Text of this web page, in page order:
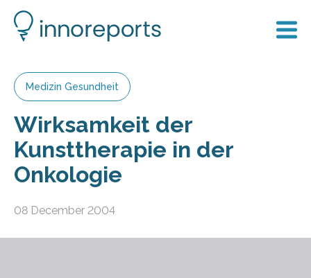
Medizin Gesundheit
Wirksamkeit der
Kunsttherapie in der
Onkologie
08 December 2004